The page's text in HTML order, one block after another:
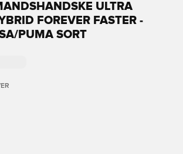
ULTRA
FOREVER FASTER -
PUMA SORT